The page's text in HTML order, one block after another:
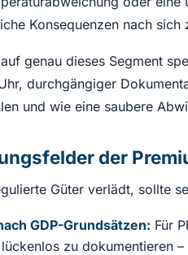
Konsequenzen nach sich
genau dieses Segment
durchgängiger
und wie eine saubere
der
Güter verlädt, sollte
GDP-Grundsätzen: Für
zu dokumentieren